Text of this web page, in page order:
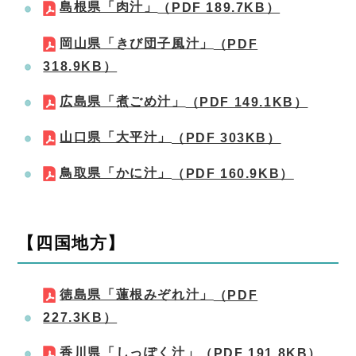
島根県「肉汁」 （PDF 189.7KB）
岡山県「きび団子風汁」
（PDF
318.9KB）
広島県「煮ごめ汁」 （PDF 149.1KB）
山口県「大平汁」 （PDF 303KB）
鳥取県「かに汁」 （PDF 160.9KB）
【四国地方】
徳島県「蓮根みぞれ汁」
（PDF
227.3KB）
香川県「しっぽく汁」